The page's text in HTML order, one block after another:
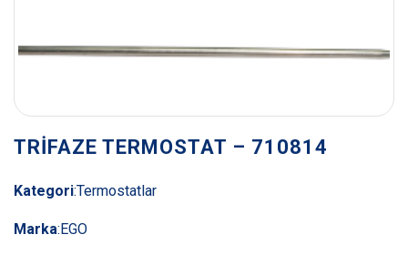
TRİFAZE TERMOSTAT – 710814
Kategori:Termostatlar
Marka: EGO